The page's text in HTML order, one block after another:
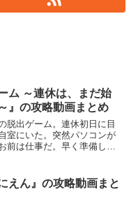
ム ～連休は、まだ始
』の攻略動画まとめ
脱出ゲーム。連休初日に目
室にいた。突然パソコンが
前は仕事だ。早く準備し
指そう。
えん』の攻略動画まと